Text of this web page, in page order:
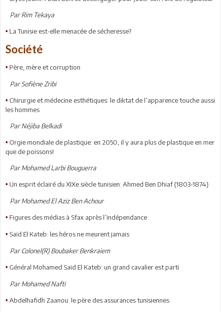
Par Rim Tekaya
• La Tunisie est-elle menacée de sécheresse?
Société
• Père, mère et corruption
Par Sofiène Zribi
• Chirurgie et médecine esthétiques: le diktat de l’apparence touche aussi
les hommes
Par Néjiba Belkadi
• Orgie mondiale de plastique: en 2050, il y aura plus de plastique en mer
que de poissons!
Par Mohamed Larbi Bouguerra
• Un esprit éclairé du XIXe siècle tunisien: Ahmed Ben Dhiaf (1803-1874)
Par Mohamed El Aziz Ben Achour
• Figures des médias à Sfax après l’indépendance
• Saïd El Kateb: les héros ne meurent jamais
Par Colonel(R) Boubaker Benkraiem
• Général Mohamed Said El Kateb: un grand cavalier est parti
Par Mohamed Nafti
• Abdelhafidh Zaanou: le père des assurances tunisiennes